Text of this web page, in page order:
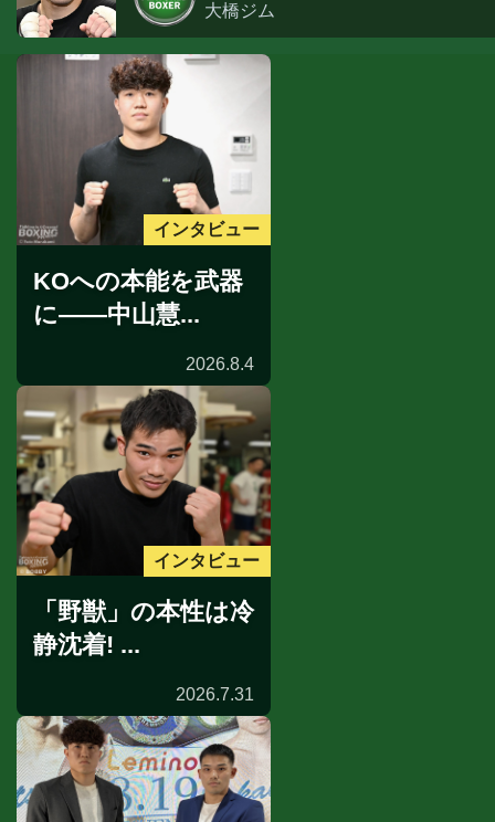
大橋ジム
インタビュー
KOへの本能を武器
に――中山慧...
2026.8.4
インタビュー
「野獣」の本性は冷
静沈着! ...
2026.7.31